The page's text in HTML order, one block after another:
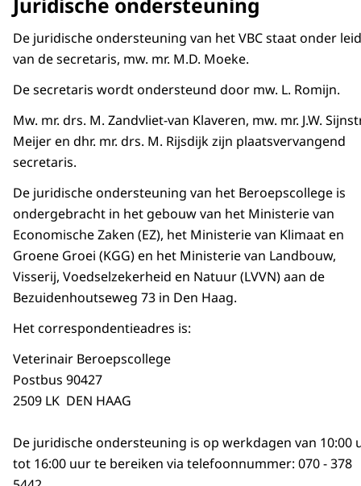
Juridische ondersteuning
De juridische ondersteuning van het VBC staat onder
van de secretaris, mw. mr. M.D. Moeke.
De secretaris wordt ondersteund door mw. L. Romijn.
Mw. mr. drs. M. Zandvliet-van Klaveren, mw. mr. J.W.
Meijer en dhr. mr. drs. M. Rijsdijk zijn plaatsvervangend
secretaris.
De juridische ondersteuning van het Beroepscollege is
ondergebracht in het gebouw van het Ministerie van
Economische Zaken (EZ), het Ministerie van Klimaat en
Groene Groei (KGG) en het Ministerie van Landbouw,
Visserij, Voedselzekerheid en Natuur (LVVN) aan de
Bezuidenhoutseweg 73 in Den Haag.
Het correspondentieadres is:
Veterinair Beroepscollege
Postbus 90427
2509 LK DEN HAAG
De juridische ondersteuning is op werkdagen van 10:00
tot 16:00 uur te bereiken via telefoonnummer: 070 - 378